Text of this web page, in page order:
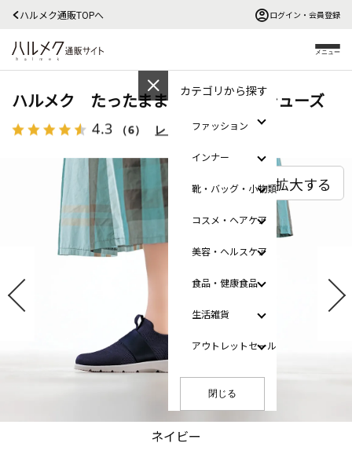
ハルメク通販TOPへ ログイン・会員登録
メニュー
カテゴリから探す
ファッション
インナー
靴・バッグ・小物類
コスメ・ヘアケア
美容・ヘルスケア
食品・健康食品
生活雑貨
アウトレットセール
閉じる
ハルメク たったまま履けるニットシューズ
4.3 （6） レビューを見る
ネイビー
拡大する